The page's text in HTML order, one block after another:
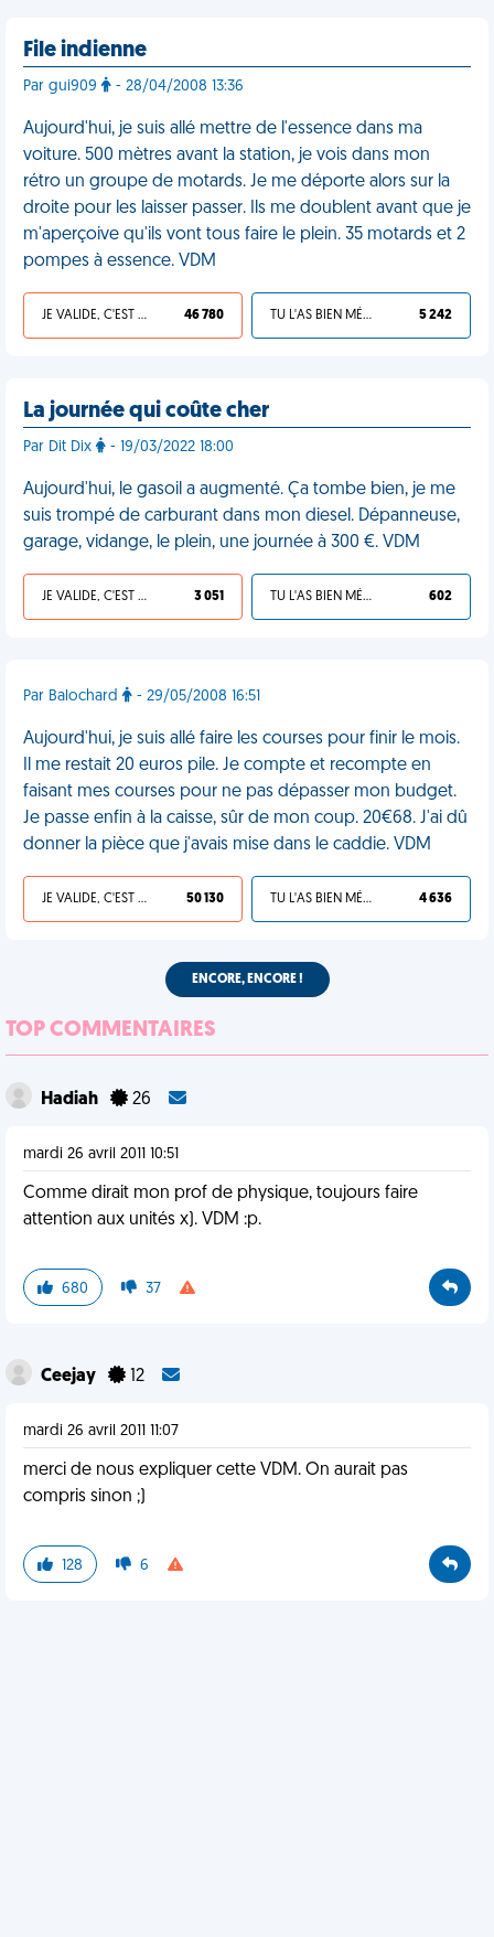
File indienne
Par gui909 - 28/04/2008 13:36
Aujourd'hui, je suis allé mettre de l'essence dans ma
voiture. 500 mètres avant la station, je vois dans mon
rétro un groupe de motards. Je me déporte alors sur la
droite pour les laisser passer. Ils me doublent avant que je
m'aperçoive qu'ils vont tous faire le plein. 35 motards et 2
pompes à essence. VDM
JE VALIDE, C'EST UNE VDM 46 780 TU L'AS BIEN MÉRITÉ 5 242
La journée qui coûte cher
Par Dit Dix - 19/03/2022 18:00
Aujourd'hui, le gasoil a augmenté. Ça tombe bien, je me
suis trompé de carburant dans mon diesel. Dépanneuse,
garage, vidange, le plein, une journée à 300 €. VDM
JE VALIDE, C'EST UNE VDM 3 051 TU L'AS BIEN MÉRITÉ 602
Par Balochard - 29/05/2008 16:51
Aujourd'hui, je suis allé faire les courses pour finir le mois.
Il me restait 20 euros pile. Je compte et recompte en
faisant mes courses pour ne pas dépasser mon budget.
Je passe enfin à la caisse, sûr de mon coup. 20€68. J'ai dû
donner la pièce que j'avais mise dans le caddie. VDM
JE VALIDE, C'EST UNE VDM 50 130 TU L'AS BIEN MÉRITÉ 4 636
ENCORE, ENCORE !
TOP COMMENTAIRES
Hadiah 26
mardi 26 avril 2011 10:51
Comme dirait mon prof de physique, toujours faire
attention aux unités x). VDM :p.
680 37
Ceejay 12
mardi 26 avril 2011 11:07
merci de nous expliquer cette VDM. On aurait pas
compris sinon ;)
128 6